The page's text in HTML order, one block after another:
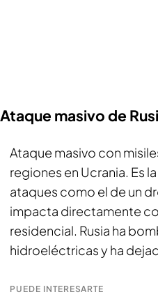
Ataque masivo de
Ataque masivo con
regiones en Ucrania. Es
ataques como el de un
impacta directamente
residencial. Rusia ha
hidroeléctricas y ha
PUEDE INTERESARTE